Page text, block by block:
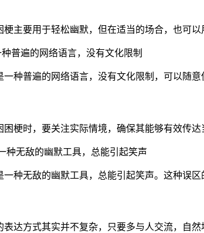
梗主要用于轻松幽默，但在适当的场合，也可
普遍的网络语言，没有文化限制
一种普遍的网络语言，没有文化限制，可以随
梗时，要关注实际情境，确保其能够有效传
种无敌的幽默工具，总能引起笑声
种无敌的幽默工具，总能引起笑声。这种误
表达方式其实并不复杂，只要多与人交流，自